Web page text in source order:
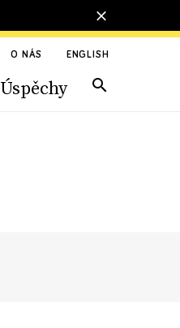
O NÁS ENGLISH
Úspěchy